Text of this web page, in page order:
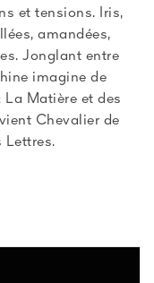
et tensions. Iris,
amandées,
Jonglant entre
imagine de
La Matière et des
Chevalier de
Lettres.